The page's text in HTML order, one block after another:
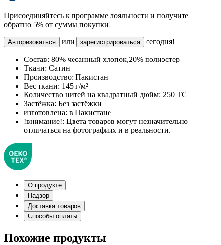
Присоединяйтесь к программе лояльности и получите
обратно 5% от суммы покупки!
Авторизоваться или зарегистрироваться сегодня!
Состав: 80% чесанный хлопок,20% полиэстер
Ткани: Сатин
Производство: Пакистан
Вес ткани: 145 г/м²
Количество нитей на квадратный дюйм: 250 TC
Застёжка: Без застёжки
изготовлена: в Пакистане
!внимание!: Цвета товаров могут незначительно
отличаться на фотографиях и в реальности.
О продукте
Надзор
Доставка товаров
Способы оплаты
Похожие продукты